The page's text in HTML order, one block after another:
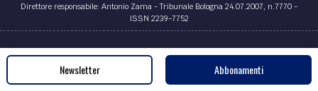
Direttore responsabile: Antonio Zama - Tribunale Bologna 24.07.2007, n.7770 -
ISSN 2239-7752
Credits
Newsletter Abbonamenti